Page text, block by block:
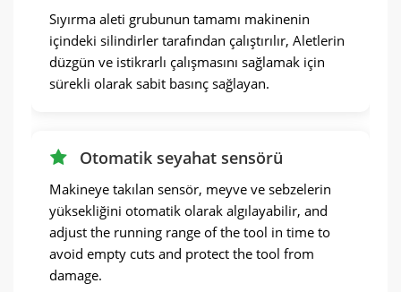
Sıyırma aleti grubunun tamamı makinenin
içindeki silindirler tarafından çalıştırılır, Aletlerin
düzgün ve istikrarlı çalışmasını sağlamak için
sürekli olarak sabit basınç sağlayan.
Otomatik seyahat sensörü
Makineye takılan sensör, meyve ve sebzelerin
yüksekliğini otomatik olarak algılayabilir, and
adjust the running range of the tool in time to
avoid empty cuts and protect the tool from
damage.